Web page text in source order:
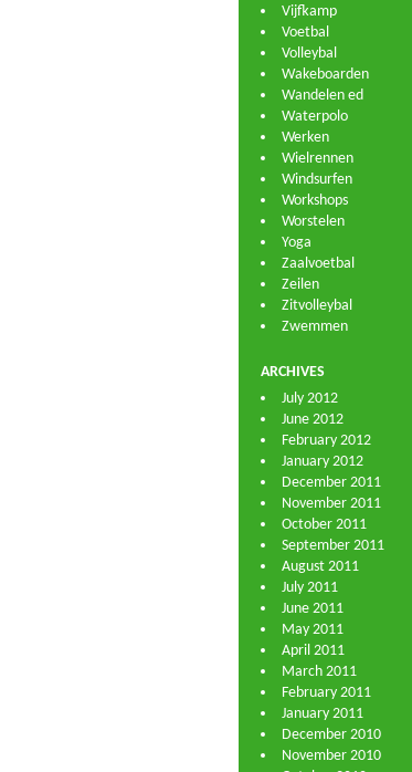
Vijfkamp
Voetbal
Volleybal
Wakeboarden
Wandelen ed
Waterpolo
Werken
Wielrennen
Windsurfen
Workshops
Worstelen
Yoga
Zaalvoetbal
Zeilen
Zitvolleybal
Zwemmen
ARCHIVES
July 2012
June 2012
February 2012
January 2012
December 2011
November 2011
October 2011
September 2011
August 2011
July 2011
June 2011
May 2011
April 2011
March 2011
February 2011
January 2011
December 2010
November 2010